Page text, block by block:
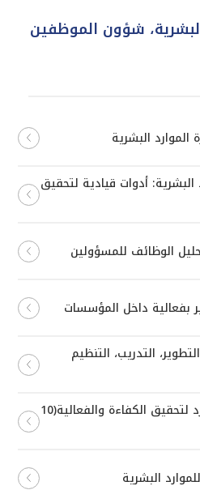
شؤون الموظفين
البشرية
البشرية: أدوات قيادية لتحقيق
الوظائف للمسؤولين
بفعالية داخل المؤسسات
التدريب، التنظيم
الإدارة الفعالة للوقت والموارد لتحقيق الكفاءة والفعالية(10
البشرية